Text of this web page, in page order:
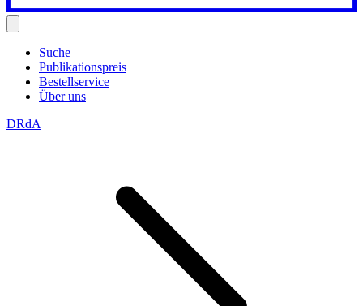
Suche
Publikationspreis
Bestellservice
Über uns
DRdA